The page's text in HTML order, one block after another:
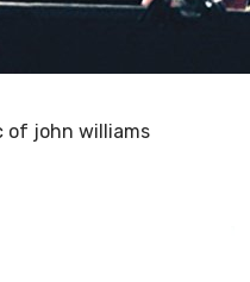
of john williams